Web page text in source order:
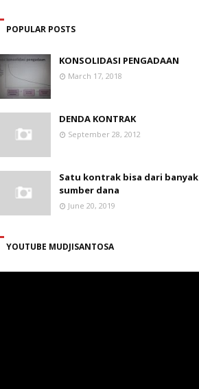
POPULAR POSTS
KONSOLIDASI PENGADAAN
March 17, 2018
DENDA KONTRAK
September 28, 2012
Satu kontrak bisa dari banyak
sumber dana
June 20, 2019
YOUTUBE MUDJISANTOSA